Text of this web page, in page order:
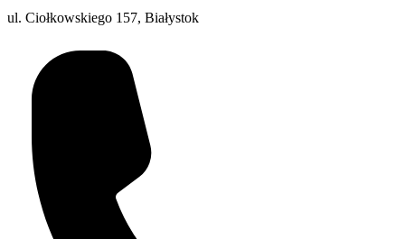
ul. Ciołkowskiego 157, Białystok